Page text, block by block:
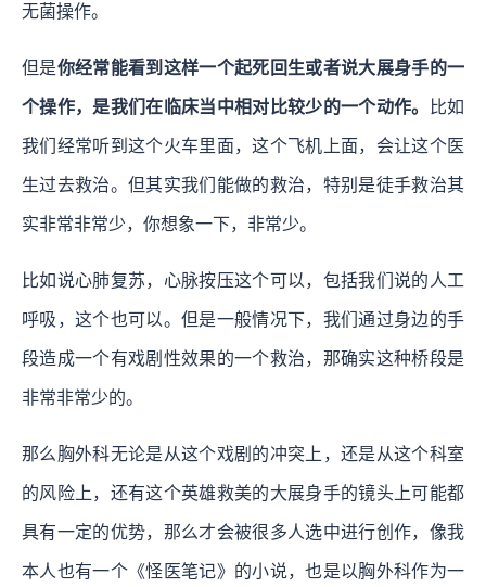
无菌操作。
但是你经常能看到这样一个起死回生或者说大展身手的一
个操作，是我们在临床当中相对比较少的一个动作。 比如
我们经常听到这个火车里面，这个飞机上面，会让这个医
生过去救治。但其实我们能做的救治，特别是徒手救治其
实非常非常少，你想象一下，非常少。
比如说心肺复苏，心脉按压这个可以，包括我们说的人工
呼吸，这个也可以。但是一般情况下，我们通过身边的手
段造成一个有戏剧性效果的一个救治，那确实这种桥段是
非常非常少的。
那么胸外科无论是从这个戏剧的冲突上，还是从这个科室
的风险上，还有这个英雄救美的大展身手的镜头上可能都
具有一定的优势，那么才会被很多人选中进行创作，像我
本人也有一个《怪医笔记》的小说，也是以胸外科作为一